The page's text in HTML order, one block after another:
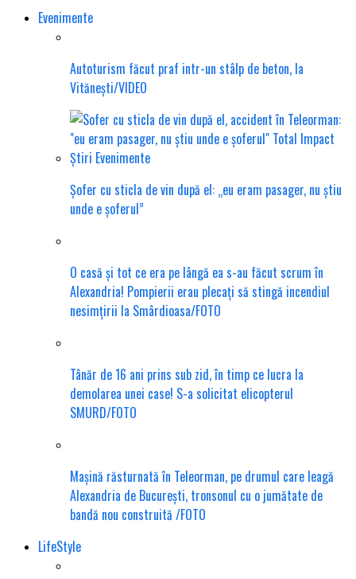
Evenimente
Autoturism făcut praf intr-un stâlp de beton, la
Vitănești/VIDEO
Șofer cu sticla de vin după el: „eu eram pasager, nu știu
unde e șoferul”
O casă și tot ce era pe lângă ea s-au făcut scrum în
Alexandria! Pompierii erau plecați să stingă incendiul
nesimțirii la Smârdioasa/FOTO
Tânăr de 16 ani prins sub zid, în timp ce lucra la
demolarea unei case! S-a solicitat elicopterul
SMURD/FOTO
Mașină răsturnată în Teleorman, pe drumul care leagă
Alexandria de București, tronsonul cu o jumătate de
bandă nou construită /FOTO
LifeStyle